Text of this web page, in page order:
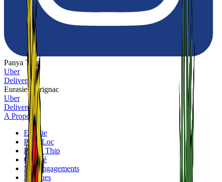
Panya Thip
Uber
Deliveroo
Eurasie Mérignac
Uber
Deliveroo
A Propos
Eurasie
Phuc Loc
Panya Thip
Qualité
Nos engagements
Marques